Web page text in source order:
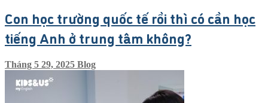
Con học trường quốc tế rồi thì có cần học
tiếng Anh ở trung tâm không?
Tháng 5 29, 2025 Blog